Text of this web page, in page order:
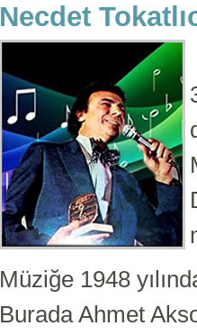
Necdet
Müziğe 1948
Burada Ahmet